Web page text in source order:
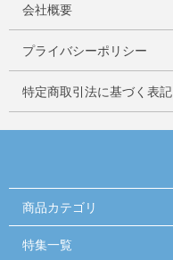
会社概要
プライバシーポリシー
特定商取引法に基づく表記
商品カテゴリ
特集一覧